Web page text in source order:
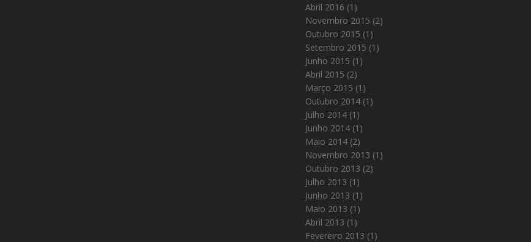
Abril 2016 (1)
Novembro 2015 (2)
Outubro 2015 (1)
Setembro 2015 (1)
Junho 2015 (1)
Abril 2015 (2)
Março 2015 (1)
Outubro 2014(1)
Julho 2014(1)
Junho 2014(1)
Maio 2014(2)
Novembro 2013 (1)
Outubro 2013 (2)
Julho 2013 (1)
Junho 2013 (1)
Maio 2013 (1)
Abril 2013 (1)
Fevereiro 2013 (1)